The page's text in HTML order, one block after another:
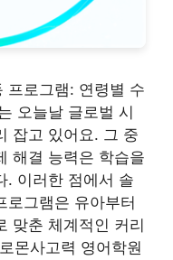
프로그램: 연령별 수
오늘날 글로벌 시
잡고 있어요. 그 중
해결 능력은 학습을
. 이러한 점에서 솔
로그램은 유아부터
맞춘 체계적인 커리
몬사고력 영어학원